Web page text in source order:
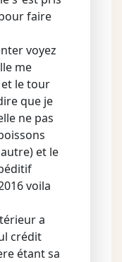
faire
voyez
me
le tour
que je
ne pas
et le
voila
a
crédit
étant sa